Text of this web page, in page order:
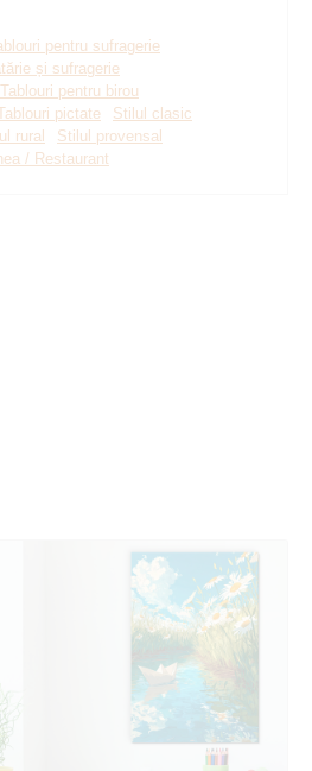
pentru sufragerie
și sufragerie
Tablouri pentru birou
pictate
Stilul clasic
rural
Stilul provensal
/ Restaurant